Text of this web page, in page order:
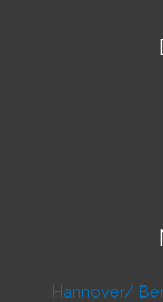
Hannover/